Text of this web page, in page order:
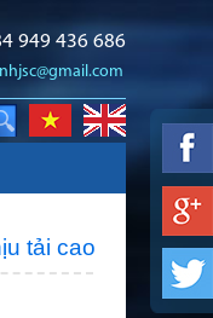
949 436 686
tải cao